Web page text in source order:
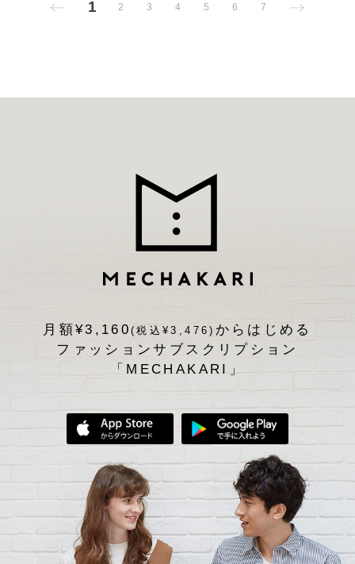
PREV
1 2 3 4 5 6 7
月額¥3,160(税込¥3,476) からはじめる
ファッションサブスクリプション
「MECHAKARI」
App Storeからダウンロード